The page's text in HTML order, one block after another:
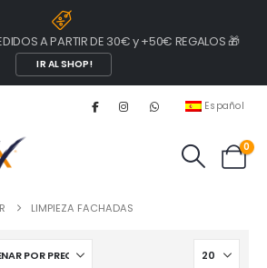
A PARTIR DE 30€ y +50€ REGALOS 🎁
IR AL SHOP!
Español
0
LIMPIEZA FACHADAS